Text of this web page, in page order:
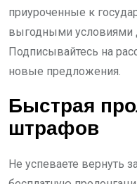
приуроченные к
выгодными условиями
Подписывайтесь на
новые предложения.
Быстрая
штрафов
Не успеваете вернуть